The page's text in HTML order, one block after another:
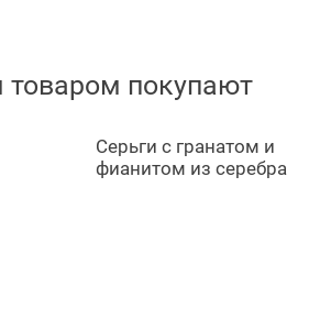
товаром покупают
Серьги с гранатом и
фианитом из серебра